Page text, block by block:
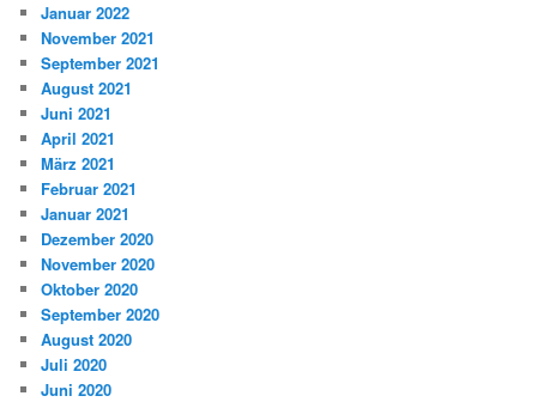
Januar 2022
November 2021
September 2021
August 2021
Juni 2021
April 2021
März 2021
Februar 2021
Januar 2021
Dezember 2020
November 2020
Oktober 2020
September 2020
August 2020
Juli 2020
Juni 2020